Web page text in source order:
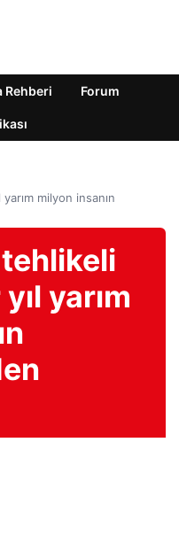
Rehberi Forum
milyon insanın
tehlikeli
yarım